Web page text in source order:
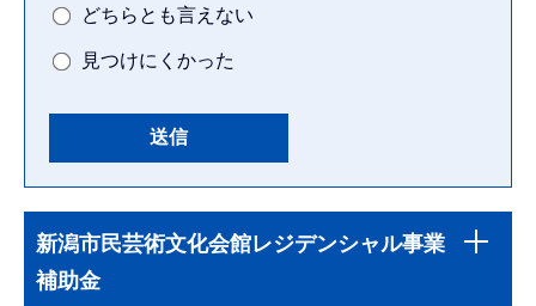
どちらとも言えない
見つけにくかった
文
こ
サ
ブ
ナ
新潟市民芸術文化会館レジデンシャル事業
補助金